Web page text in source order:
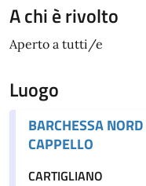
A chi è rivolto
Aperto a tutti/e
Luogo
BARCHESSA
CAPPELLO
CARTIGLIANO